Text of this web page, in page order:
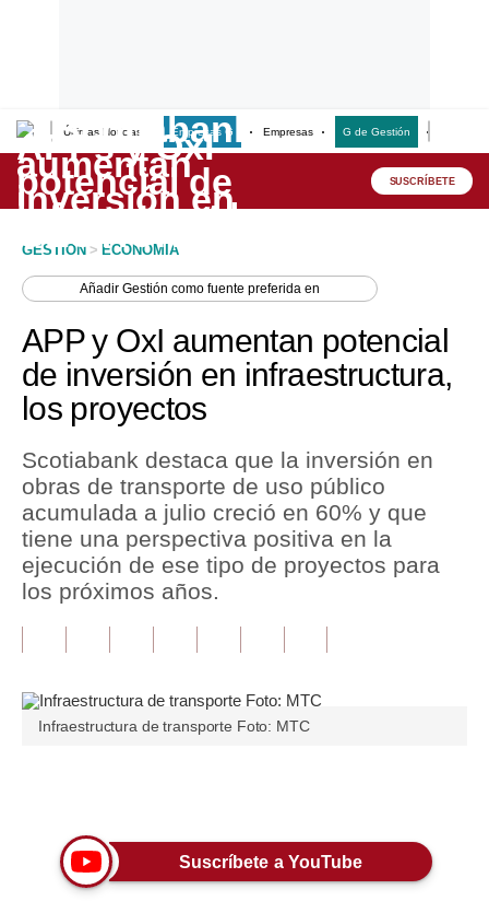
Últimas Noticias Empresas G Empresas G de Gestión
Lo último
Peru Quiosco
Economía
Mercados
Política
Tu Dinero
Finanzas Personales
Opinión
Tendencias
SUSCRÍBETE
GESTION > ECONOMIA
AñadirGestión como fuente preferida en
APP y OxI aumentan potencial
de inversión en infraestructura,
los proyectos
Scotiabank destaca que la inversión en
obras de transporte de uso público
acumulada a julio creció en 60% y que
tiene una perspectiva positiva en la
ejecución de ese tipo de proyectos para
los próximos años.
Infraestructura de transporte Foto: MTC
Suscríbete a YouTube